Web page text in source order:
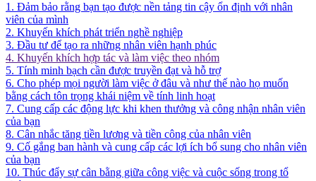
1. Đảm bảo rằng bạn tạo được nền tảng tin cậy ổn định với nhân
viên của mình
2. Khuyến khích phát triển nghề nghiệp
3. Đầu tư để tạo ra những nhân viên hạnh phúc
4. Khuyến khích hợp tác và làm việc theo nhóm
5. Tính minh bạch cần được truyền đạt và hỗ trợ
6. Cho phép mọi người làm việc ở đâu và như thế nào họ muốn
bằng cách tôn trọng khái niệm về tính linh hoạt
7. Cung cấp các động lực khi khen thưởng và công nhận nhân viên
của bạn
8. Cân nhắc tăng tiền lương và tiền công của nhân viên
9. Cố gắng ban hành và cung cấp các lợi ích bổ sung cho nhân viên
của bạn
10. Thúc đẩy sự cân bằng giữa công việc và cuộc sống trong tổ